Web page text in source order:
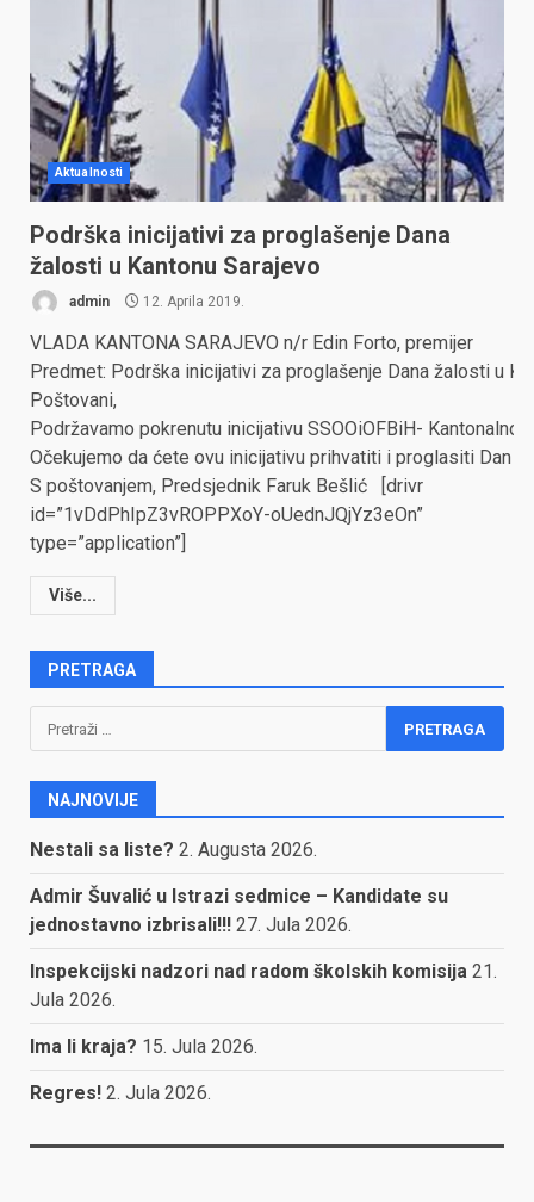
Aktualnosti
Podrška inicijativi za proglašenje Dana
žalosti u Kantonu Sarajevo
admin 12. Aprila 2019.
VLADA KANTONA SARAJEVO n/r Edin Forto, premijer
Predmet: Podrška inicijativi za proglašenje Dana žalosti u
Poštovani,
Podržavamo pokrenutu inicijativu SSOOiOFBiH-
Očekujemo da ćete ovu inicijativu prihvatiti i proglasiti Dan
S poštovanjem, Predsjednik Faruk Bešlić [drivr
id=”1vDdPhIpZ3vROPPXoY-oUednJQjYz3eOn”
type=”application”]
Više...
PRETRAGA
Pretraga:
NAJNOVIJE
Nestali sa liste? 2. Augusta 2026.
Admir Šuvalić u Istrazi sedmice – Kandidate su
jednostavno izbrisali!!! 27. Jula 2026.
Inspekcijski nadzori nad radom školskih komisija 21.
Jula 2026.
Ima li kraja? 15. Jula 2026.
Regres! 2. Jula 2026.